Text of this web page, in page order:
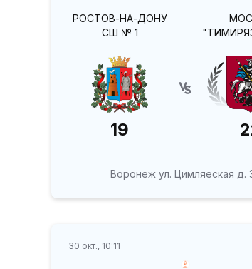
РОСТОВ-НА-ДОНУ
СШ № 1
19
Воронеж ул. Цимляеская д.
30 окт., 10:11